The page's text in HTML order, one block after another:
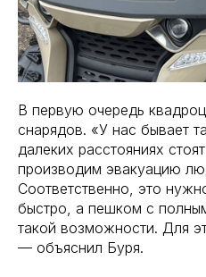
В первую очередь
снарядов. «У нас бывает
далеких расстояниях
производим эвакуацию
Соответственно, это
быстро, а пешком с
такой возможности. Для
— объяснил Буря.